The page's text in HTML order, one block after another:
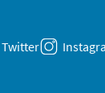
Twitter